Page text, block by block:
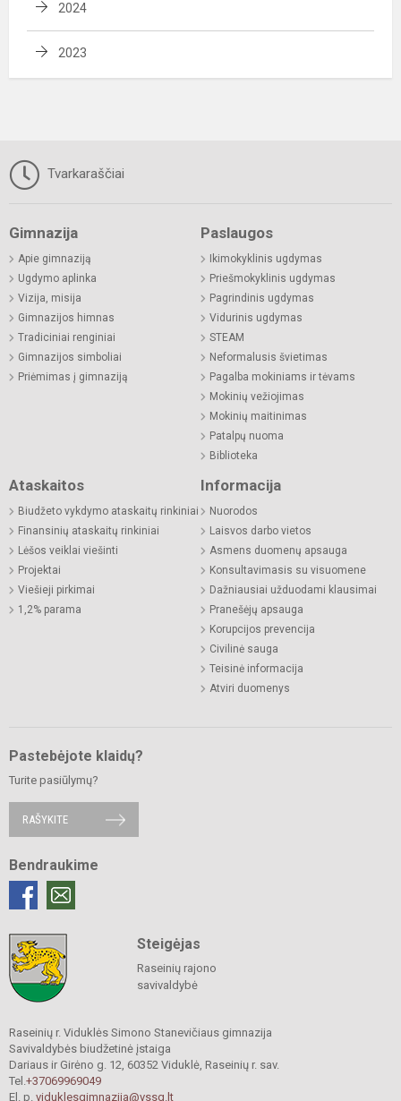
2024
2023
Tvarkaraščiai
Gimnazija
Apie gimnaziją
Ugdymo aplinka
Vizija, misija
Gimnazijos himnas
Tradiciniai renginiai
Gimnazijos simboliai
Priėmimas į gimnaziją
Paslaugos
Ikimokyklinis ugdymas
Priešmokyklinis ugdymas
Pagrindinis ugdymas
Vidurinis ugdymas
STEAM
Neformalusis švietimas
Pagalba mokiniams ir tėvams
Mokinių vežiojimas
Mokinių maitinimas
Patalpų nuoma
Biblioteka
Ataskaitos
Biudžeto vykdymo ataskaitų rinkiniai
Finansinių ataskaitų rinkiniai
Lėšos veiklai viešinti
Projektai
Viešieji pirkimai
1,2% parama
Informacija
Nuorodos
Laisvos darbo vietos
Asmens duomenų apsauga
Konsultavimasis su visuomene
Dažniausiai užduodami klausimai
Pranešėjų apsauga
Korupcijos prevencija
Civilinė sauga
Teisinė informacija
Atviri duomenys
Pastebėjote klaidų?
Turite pasiūlymų?
RAŠYKITE
Bendraukime
Steigėjas
Raseinių rajono
savivaldybė
Raseinių r. Viduklės Simono Stanevičiaus gimnazija
Savivaldybės biudžetinė įstaiga
Dariaus ir Girėno g. 12, 60352 Viduklė, Raseinių r. sav.
Tel.+37069969049
El. p. viduklesgimnazija@vssg.lt